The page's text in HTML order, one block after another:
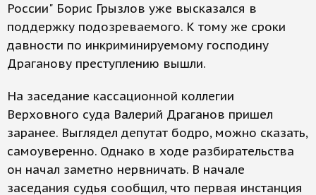
России" Борис Грызлов уже высказался в
поддержку подозреваемого. К тому же сроки
давности по инкриминируемому господину
Драганову преступлению вышли.
На заседание кассационной коллегии
Верховного суда Валерий Драганов пришел
заранее. Выглядел депутат бодро, можно сказать,
самоуверенно. Однако в ходе разбирательства
он начал заметно нервничать. В начале
заседания судья сообщил, что первая инстанция